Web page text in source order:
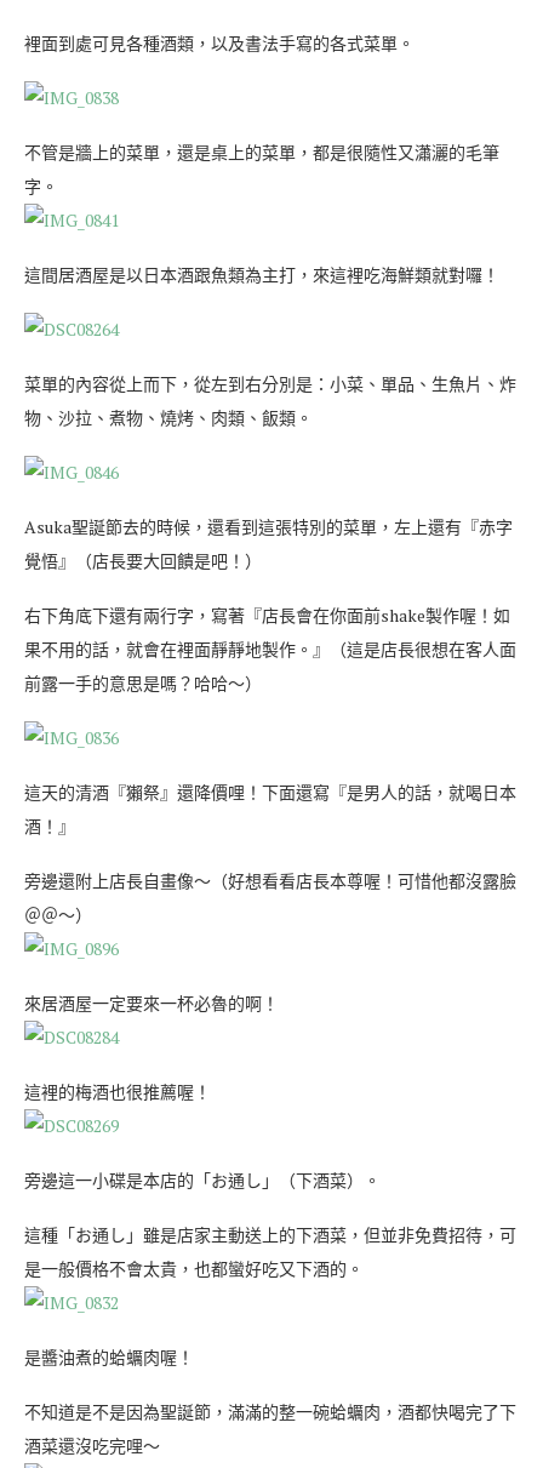
裡面到處可見各種酒類，以及書法手寫的各式菜單。
不管是牆上的菜單，還是桌上的菜單，都是很隨性又瀟灑的毛筆
字。
這間居酒屋是以日本酒跟魚類為主打，來這裡吃海鮮類就對囉！
菜單的內容從上而下，從左到右分別是：小菜、單品、生魚片、炸
物、沙拉、煮物、燒烤、肉類、飯類。
Asuka聖誕節去的時候，還看到這張特別的菜單，左上還有『赤字
覺悟』（店長要大回饋是吧！）
右下角底下還有兩行字，寫著『店長會在你面前shake製作喔！如
果不用的話，就會在裡面靜靜地製作。』（這是店長很想在客人面
前露一手的意思是嗎？哈哈～）
這天的清酒『獺祭』還降價哩！下面還寫『是男人的話，就喝日本
酒！』
旁邊還附上店長自畫像～（好想看看店長本尊喔！可惜他都沒露臉
＠＠～）
來居酒屋一定要來一杯必魯的啊！
這裡的梅酒也很推薦喔！
旁邊這一小碟是本店的「お通し」（下酒菜）。
這種「お通し」雖是店家主動送上的下酒菜，但並非免費招待，可
是一般價格不會太貴，也都蠻好吃又下酒的。
是醬油煮的蛤蠣肉喔！
不知道是不是因為聖誕節，滿滿的整一碗蛤蠣肉，酒都快喝完了下
酒菜還沒吃完哩～